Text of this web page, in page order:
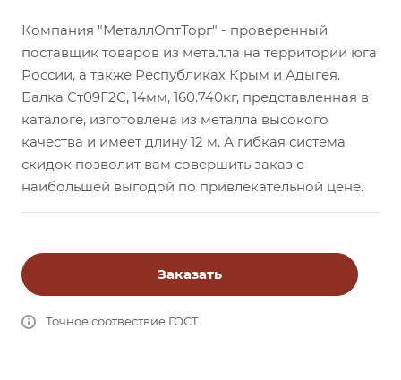
Компания "МеталлОптТорг" - проверенный
поставщик товаров из металла на территории юга
России, а также Республиках Крым и Адыгея.
Балка Ст09Г2С, 14мм, 160.740кг, представленная в
каталоге, изготовлена из металла высокого
качества и имеет длину 12 м. А гибкая система
скидок позволит вам совершить заказ с
наибольшей выгодой по привлекательной цене.
Заказать
Точное соотвествие ГОСТ.